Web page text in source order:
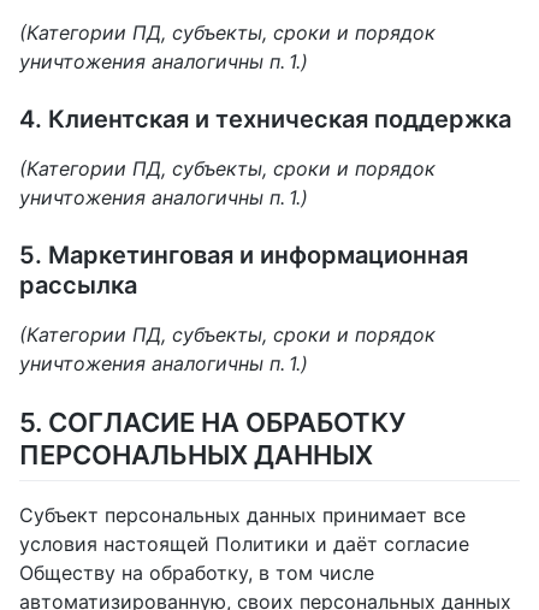
(Категории ПД, субъекты, сроки и порядок
уничтожения аналогичны п. 1.)
4. Клиентская и техническая поддержка
(Категории ПД, субъекты, сроки и порядок
уничтожения аналогичны п. 1.)
5. Маркетинговая и информационная
рассылка
(Категории ПД, субъекты, сроки и порядок
уничтожения аналогичны п. 1.)
5. СОГЛАСИЕ НА ОБРАБОТКУ
ПЕРСОНАЛЬНЫХ ДАННЫХ
Субъект персональных данных принимает все
условия настоящей Политики и даёт согласие
Обществу на обработку, в том числе
автоматизированную, своих персональных данных